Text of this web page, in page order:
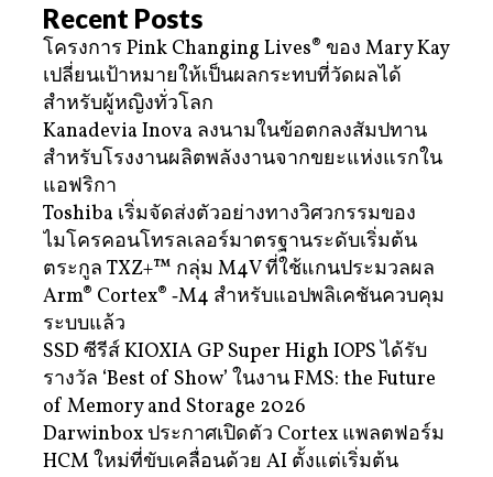
Recent Posts
โครงการ Pink Changing Lives® ของ Mary Kay
เปลี่ยนเป้าหมายให้เป็นผลกระทบที่วัดผลได้
สำหรับผู้หญิงทั่วโลก
Kanadevia Inova ลงนามในข้อตกลงสัมปทาน
สำหรับโรงงานผลิตพลังงานจากขยะแห่งแรกใน
แอฟริกา
Toshiba เริ่มจัดส่งตัวอย่างทางวิศวกรรมของ
ไมโครคอนโทรลเลอร์มาตรฐานระดับเริ่มต้น
ตระกูล TXZ+™ กลุ่ม M4V ที่ใช้แกนประมวลผล
Arm® Cortex® ‑M4 สำหรับแอปพลิเคชันควบคุม
ระบบแล้ว
SSD ซีรีส์ KIOXIA GP Super High IOPS ได้รับ
รางวัล ‘Best of Show’ ในงาน FMS: the Future
of Memory and Storage 2026
Darwinbox ประกาศเปิดตัว Cortex แพลตฟอร์ม
HCM ใหม่ที่ขับเคลื่อนด้วย AI ตั้งแต่เริ่มต้น